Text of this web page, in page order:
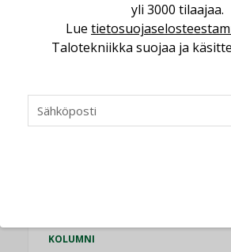
Puheista tekoihin – uusin
käyttöön kiinteistöissä
KOLUMNI
KOLUMNI
Yli miljoona kotia on vailla
KOLUMNI
yli 3000 tilaajaa.
Lue
Talotekniikka suojaa ja